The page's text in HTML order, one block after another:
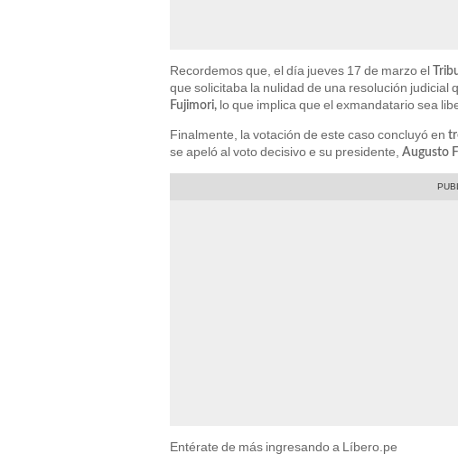
Recordemos que, el día jueves 17 de marzo el
que solicitaba la nulidad de una resolución judicial
Fujimori, lo que implica que el exmandatario sea
Finalmente, la votación de este caso concluyó en
se apeló al voto decisivo e su presidente, Augusto
Entérate de más ingresando a Líbero.pe